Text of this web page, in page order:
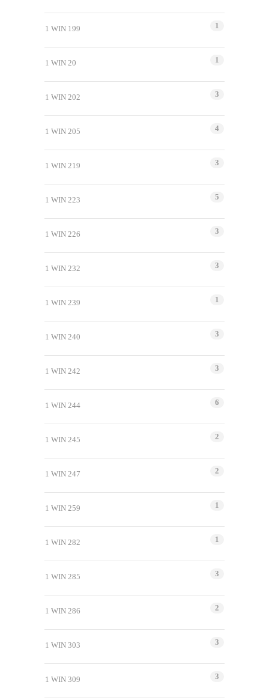
1 WIN 199 1
1 WIN 20 1
1 WIN 202 3
1 WIN 205 4
1 WIN 219 3
1 WIN 223 5
1 WIN 226 3
1 WIN 232 3
1 WIN 239 1
1 WIN 240 3
1 WIN 242 3
1 WIN 244 6
1 WIN 245 2
1 WIN 247 2
1 WIN 259 1
1 WIN 282 1
1 WIN 285 3
1 WIN 286 2
1 WIN 303 3
1 WIN 309 3